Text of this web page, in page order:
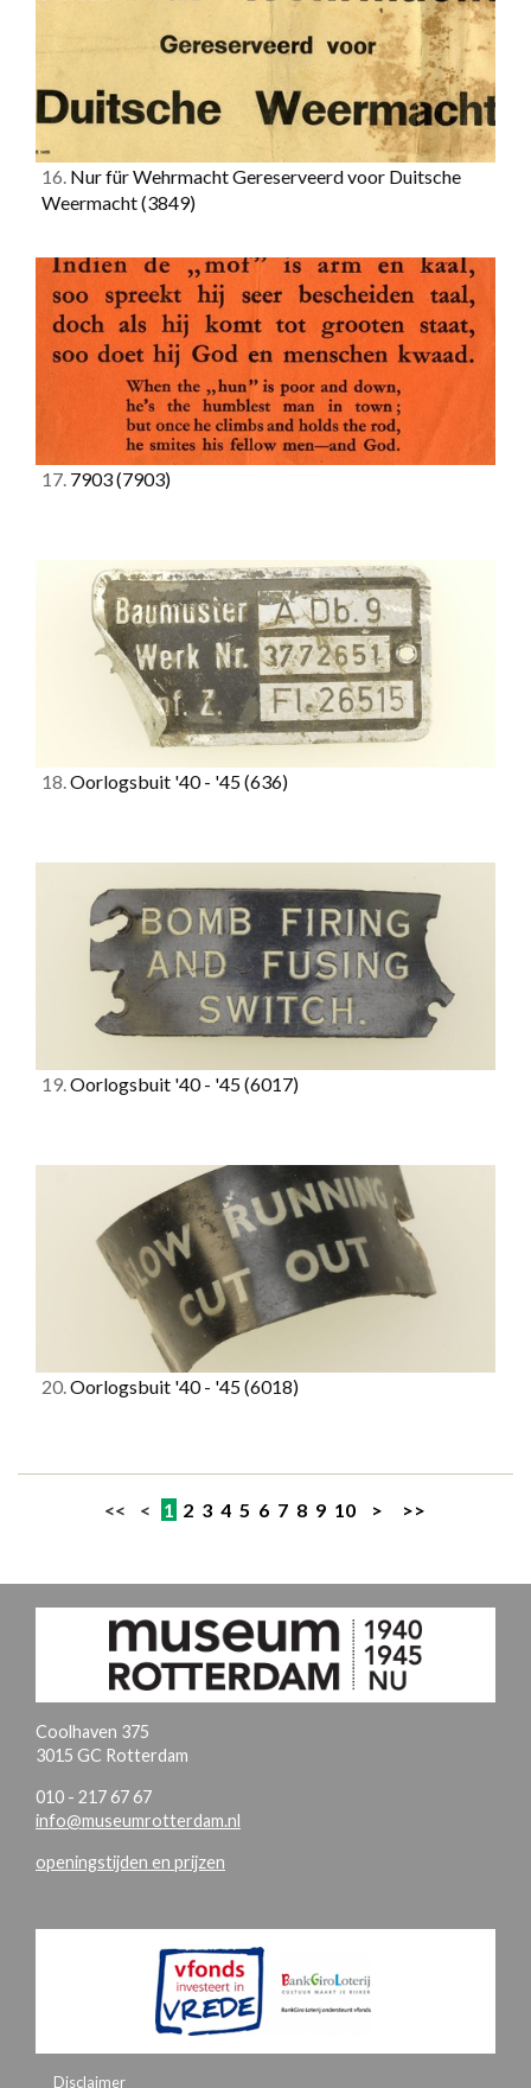
16. Nur für Wehrmacht Gereserveerd voor Duitsche
Weermacht(3849)
17. 7903(7903)
18.Oorlogsbuit '40 - '45(636)
19.Oorlogsbuit '40 - '45(6017)
20.Oorlogsbuit '40 - '45(6018)
<< < 1 2 3 4 5 6 7 8 9 10 > >>
Coolhaven 375
3015 GC Rotterdam
010 - 217 67 67
info@museumrotterdam.nl
openingstijden en prijzen
Disclaimer